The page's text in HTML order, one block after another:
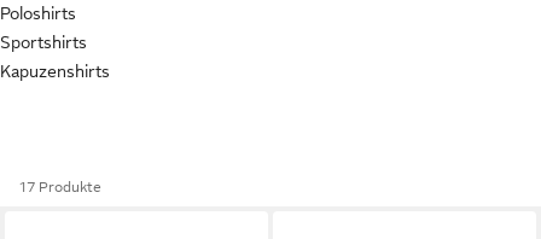
Poloshirts
Sportshirts
Kapuzenshirts
17 Produkte